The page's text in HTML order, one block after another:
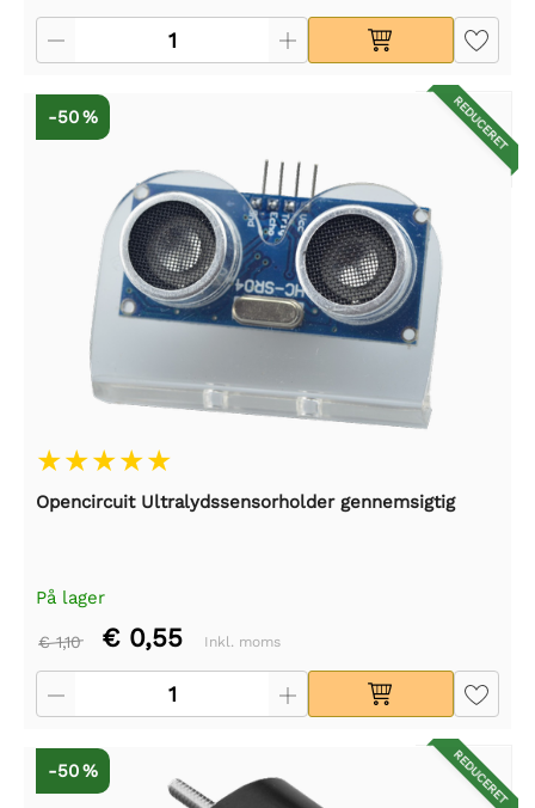
REDUCERET
-50 %
Opencircuit Ultralydssensorholder gennemsigtig
På lager
€ 1,10 € 0,55 Inkl. moms
REDUCERET
-50 %